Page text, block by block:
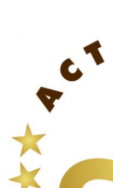
nepříjemné
tak zůstane i
účinky téměř